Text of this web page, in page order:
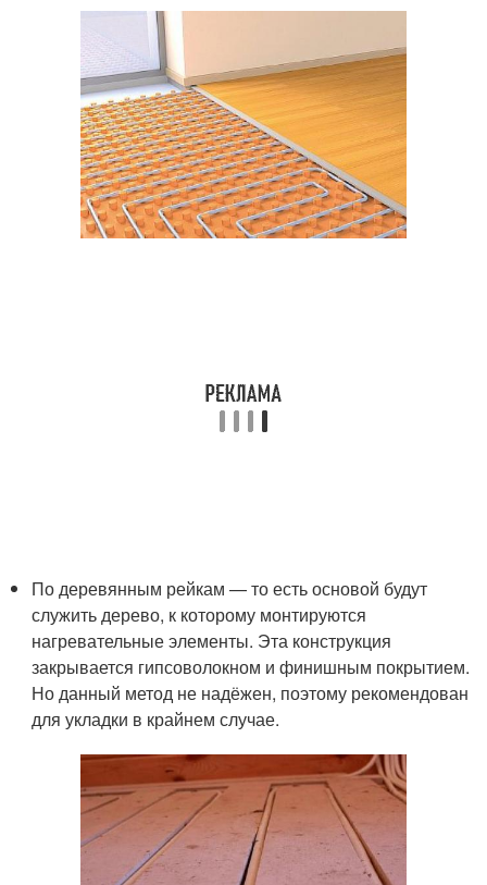
По деревянным рейкам — то есть основой будут
служить дерево, к которому монтируются
нагревательные элементы. Эта конструкция
закрывается гипсоволокном и финишным покрытием.
Но данный метод не надёжен, поэтому рекомендован
для укладки в крайнем случае.